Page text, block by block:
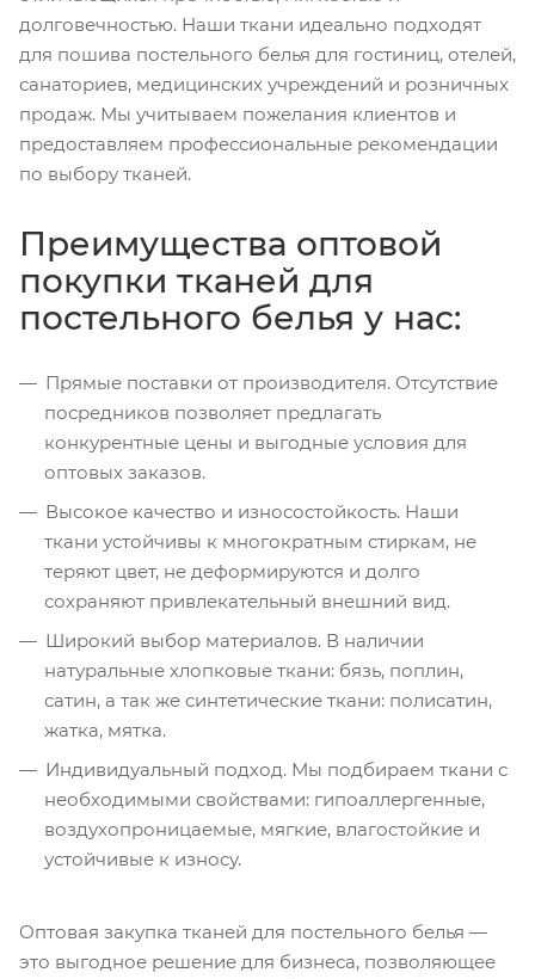
долговечностью. Наши ткани идеально подходят
для пошива постельного белья для гостиниц, отелей,
санаториев, медицинских учреждений и розничных
продаж. Мы учитываем пожелания клиентов и
предоставляем профессиональные рекомендации
по выбору тканей.
Преимущества оптовой
покупки тканей для
постельного белья у нас:
Прямые поставки от производителя. Отсутствие
посредников позволяет предлагать
конкурентные цены и выгодные условия для
оптовых заказов.
Высокое качество и износостойкость. Наши
ткани устойчивы к многократным стиркам, не
теряют цвет, не деформируются и долго
сохраняют привлекательный внешний вид.
Широкий выбор материалов. В наличии
натуральные хлопковые ткани: бязь, поплин,
сатин, а так же синтетические ткани: полисатин,
жатка, мятка.
Индивидуальный подход. Мы подбираем ткани с
необходимыми свойствами: гипоаллергенные,
воздухопроницаемые, мягкие, влагостойкие и
устойчивые к износу.
Оптовая закупка тканей для постельного белья —
это выгодное решение для бизнеса, позволяющее